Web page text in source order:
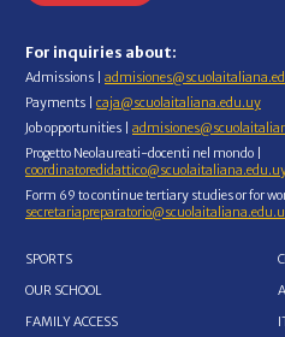
For inquiries about:
Admissions |
Payments | caja@scuolaitaliana.edu.uy
Job opportunities |
Progetto Neolaureati-docenti nel mondo |
Form 69 to continue tertiary studies or for
SPORTS
OUR SCHOOL
FAMILY ACCESS